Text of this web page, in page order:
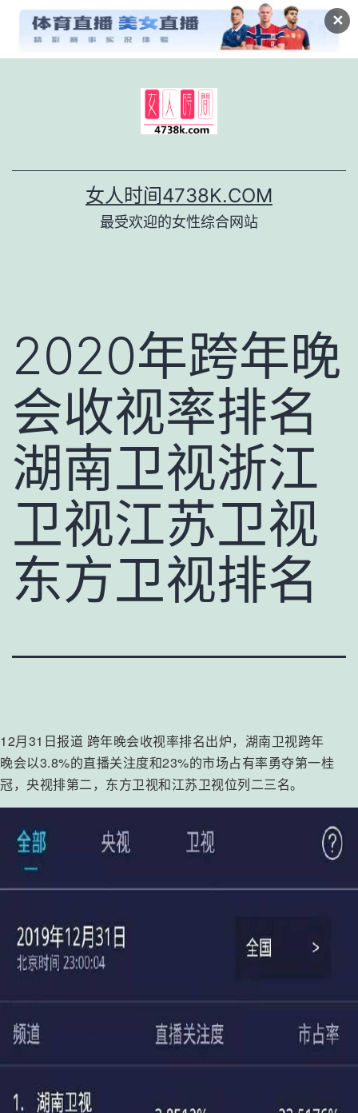
✕
女人时间4738K.COM
最受欢迎的女性综合网站
2020年跨年晚
会收视率排名
湖南卫视浙江
卫视江苏卫视
东方卫视排名
12月31日报道 跨年晚会收视率排名出炉，湖南卫视跨年
晚会以3.8%的直播关注度和23%的市场占有率勇夺第一桂
冠，央视排第二，东方卫视和江苏卫视位列二三名。